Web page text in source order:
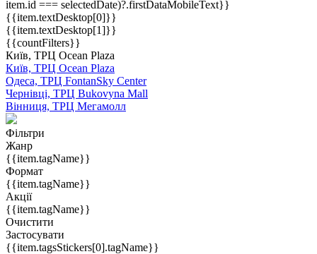
item.id === selectedDate)?.firstDataMobileText}}
{{item.textDesktop[0]}}
{{item.textDesktop[1]}}
{{countFilters}}
Київ, ТРЦ Ocean Plaza
Київ, ТРЦ Ocean Plaza
Одеса, ТРЦ FontanSky Center
Чернівці, ТРЦ Bukovyna Mall
Вінниця, ТРЦ Мегамолл
Фільтри
Жанр
{{item.tagName}}
Формат
{{item.tagName}}
Акції
{{item.tagName}}
Очистити
Застосувати
{{item.tagsStickers[0].tagName}}